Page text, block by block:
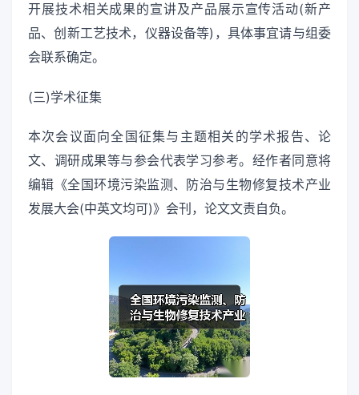
开展技术相关成果的宣讲及产品展示宣传活动(新产
品、创新工艺技术，仪器设备等)，具体事宜请与组委
会联系确定。
(三)学术征集
本次会议面向全国征集与主题相关的学术报告、论
文、调研成果等与参会代表学习参考。经作者同意将
编辑《全国环境污染监测、防治与生物修复技术产业
发展大会(中英文均可)》会刊，论文文责自负。